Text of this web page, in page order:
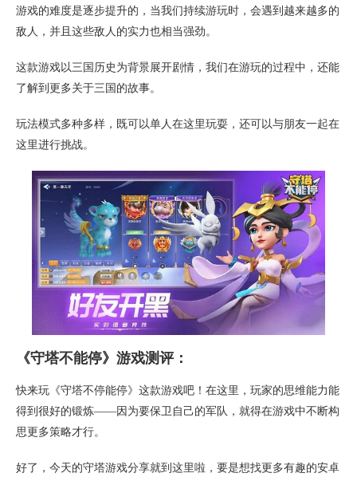
游戏的难度是逐步提升的，当我们持续游玩时，会遇到越来越多的
敌人，并且这些敌人的实力也相当强劲。
这款游戏以三国历史为背景展开剧情，我们在游玩的过程中，还能
了解到更多关于三国的故事。
玩法模式多种多样，既可以单人在这里玩耍，还可以与朋友一起在
这里进行挑战。
《守塔不能停》游戏测评：
快来玩《守塔不停能停》这款游戏吧！在这里，玩家的思维能力能
得到很好的锻炼——因为要保卫自己的军队，就得在游戏中不断构
思更多策略才行。
好了，今天的守塔游戏分享就到这里啦，要是想找更多有趣的安卓